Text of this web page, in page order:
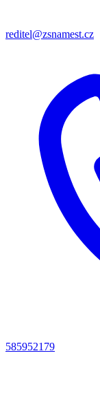
reditel@zsnamest.cz
585952179